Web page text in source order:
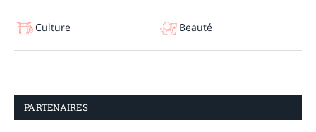
Culture Beauté
PARTENAIRES